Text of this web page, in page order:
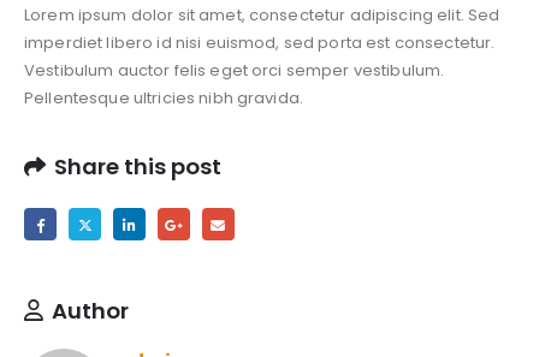
do
I
get
a
Lorem ipsum dolor sit amet, consectetur adipiscing elit. Sed
imperdiet libero id nisi euismod, sed porta est consectetur.
Vestibulum auctor felis eget orci semper vestibulum.
Pellentesque ultricies nibh gravida.
Share this post
Author